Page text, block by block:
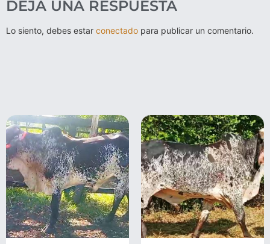
DEJA UNA RESPUESTA
Lo siento, debes estar conectado para publicar un comentario.